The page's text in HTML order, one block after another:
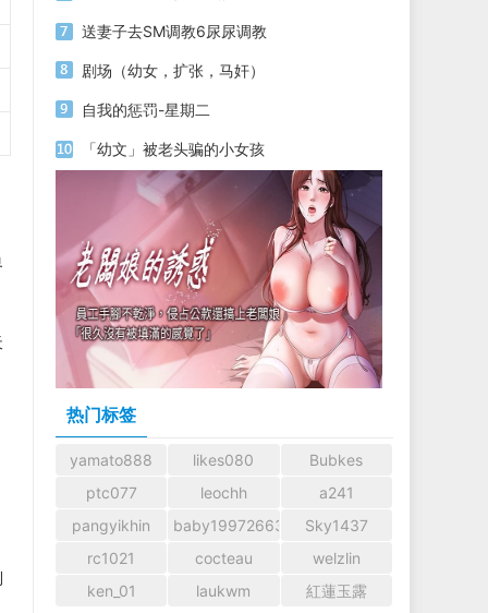
送妻子去SM调教6尿尿调教
剧场（幼女，扩张，马奸）
自我的惩罚-星期二
「幼文」被老头骗的小女孩
热门标签
yamato888 likes080
Bubkes
ptc077
leochh
a241
pangyikhin
baby1997266366
Sky1437
rc1021
cocteau
welzlin
ken_01
laukwm 紅蓮玉露